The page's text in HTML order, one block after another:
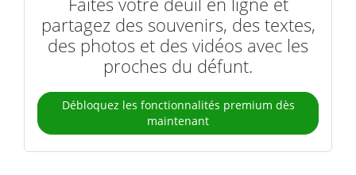
partagez des souvenirs, des textes,
des photos et des vidéos avec les
proches du défunt.
Débloquez les fonctionnalités premium dès
maintenant